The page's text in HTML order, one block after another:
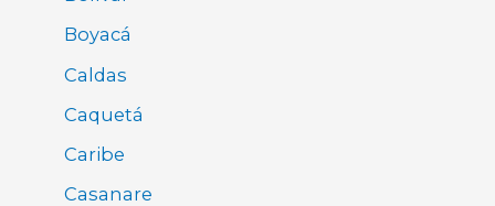
Boyacá
Caldas
Caquetá
Caribe
Casanare